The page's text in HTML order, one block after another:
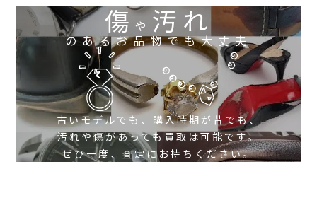
傷や 汚れ
のあるお品物でも大丈夫
古いモデルでも、購入時期が昔でも、
汚れや傷があっても買取は可能です。
ぜひ一度、査定にお持ちください。